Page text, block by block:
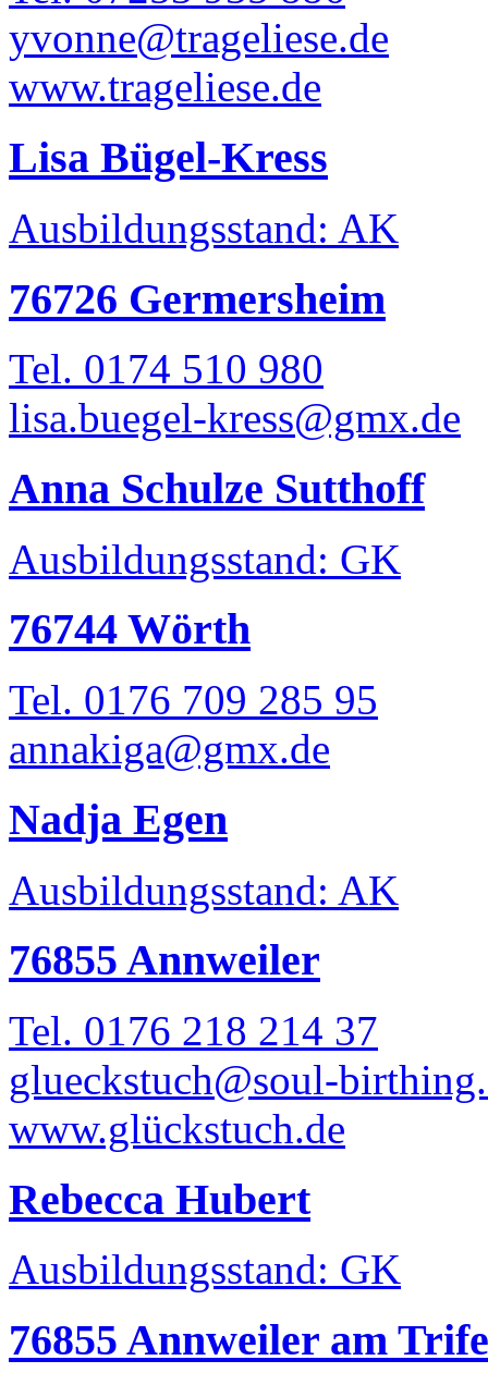
yvonne@trageliese.de
www.trageliese.de
Lisa Bügel-Kress
Ausbildungsstand: AK
76726 Germersheim
Tel. 0174 510 980
lisa.buegel-kress@gmx.de
Anna Schulze Sutthoff
Ausbildungsstand: GK
76744 Wörth
Tel. 0176 709 285 95
annakiga@gmx.de
Nadja Egen
Ausbildungsstand: AK
76855 Annweiler
Tel. 0176 218 214 37
glueckstuch@soul-
www.glückstuch.de
Rebecca Hubert
Ausbildungsstand: GK
76855 Annweiler am